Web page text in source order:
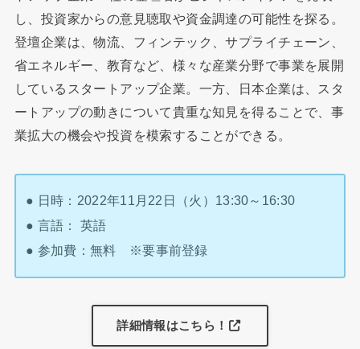
し、投資家からの意見聴取や資金調達の可能性を探る。
登壇企業は、物流、フィンテック、サプライチェーン、
省エネルギー、教育など、様々な産業分野で事業を展開
しているスタートアップ企業。一方、日本企業は、スタ
ートアップの動きについて貴重な知見を得ることで、事
業拡大の機会や投資を模索することができる。
● 日時：2022年11月22日（火）13:30～16:30
● 言語： 英語
● 参加費：無料 ※要事前登録
詳細情報はこちら！